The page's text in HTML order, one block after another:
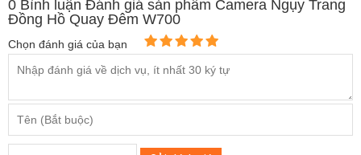
tín đồ sinh viên, nhiếp ảnh, nhà kinh doanh… sử dụng để
quay lưu những sự kiện quan trọng, những khoảnh khắc
đáng nhớ, những hình ảnh thiên nhiên sinh động…
Định dạng video: AVI
Độ phân giải video: 1920 * 1080P AVI, 30FPS
0 Bình luận Đánh giá sản phẩm Camera Ngụy Trang
Đồng Hồ Quay Đêm W700
Chọn đánh giá của bạn